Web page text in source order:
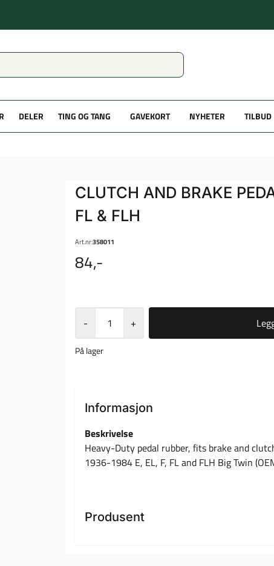
DELER TING OG TANG GAVEKORT NYHETER TILBUD
CLUTCH AND BRAKE
FL & FLH
Art.nr:358011
84,-
- +
På lager
Informasjon
Beskrivelse
Heavy-Duty pedal rubber, fits brake and
1936-1984 E, EL, F, FL and FLH Big Twin
Produsent